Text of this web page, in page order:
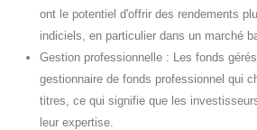
ont le potentiel d'offrir des rendements
indiciels, en particulier dans un marché
Gestion professionnelle : Les fonds
gestionnaire de fonds professionnel qui
titres, ce qui signifie que les
leur expertise.